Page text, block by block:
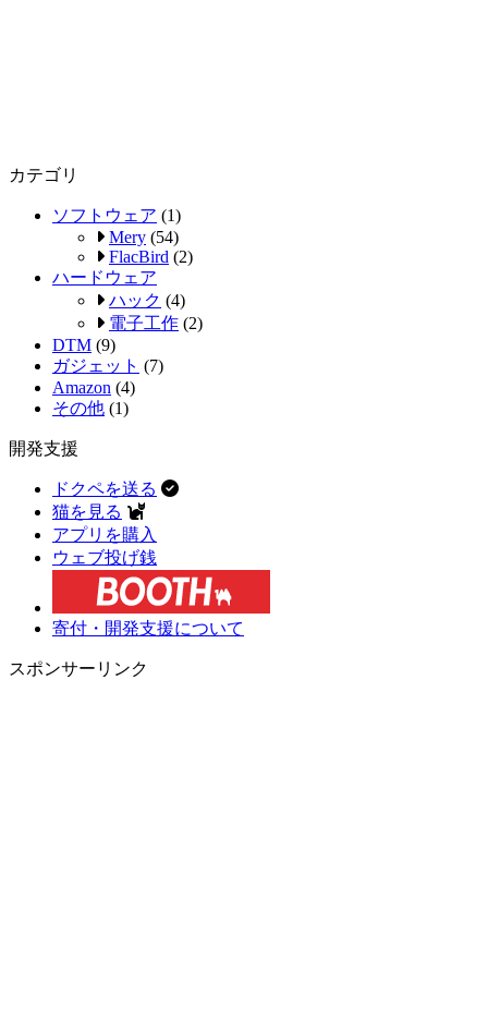
カテゴリ
ソフトウェア (1)
Mery (54)
FlacBird (2)
ハードウェア
ハック (4)
電子工作 (2)
DTM (9)
ガジェット (7)
Amazon (4)
その他 (1)
開発支援
ドクペを送る
猫を見る
アプリを購入
ウェブ投げ銭
寄付・開発支援について
スポンサーリンク